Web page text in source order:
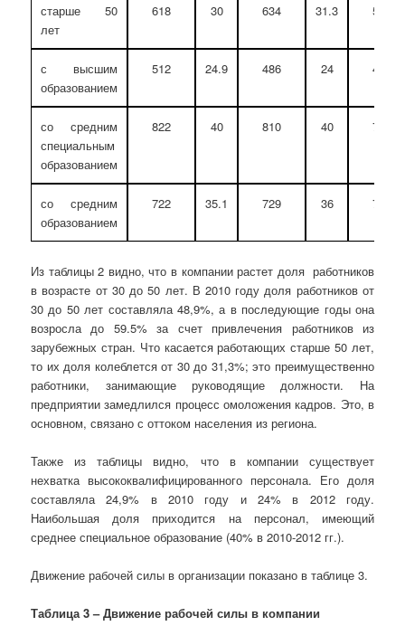
старше 50
лет
618 30 634 31.3 587
с высшим
образованием
512 24.9 486 24 469
со средним
специальным
образованием
822 40 810 40 781
со средним
образованием
722 35.1 729 36 704
Из таблицы 2 видно, что в компании растет доля работников
в возрасте от 30 до 50 лет. В 2010 году доля работников от
30 до 50 лет составляла 48,9%, а в последующие годы она
возросла до 59.5% за счет привлечения работников из
зарубежных стран. Что касается работающих старше 50 лет,
то их доля колеблется от 30 до 31,3%; это преимущественно
работники, занимающие руководящие должности. На
предприятии замедлился процесс омоложения кадров. Это, в
основном, связано с оттоком населения из региона.
Также из таблицы видно, что в компании существует
нехватка высококвалифицированного персонала. Его доля
составляла 24,9% в 2010 году и 24% в 2012 году.
Наибольшая доля приходится на персонал, имеющий
среднее специальное образование (40% в 2010-2012 гг.).
Движение рабочей силы в организации показано в таблице 3.
Таблица 3 – Движение рабочей силы в компании